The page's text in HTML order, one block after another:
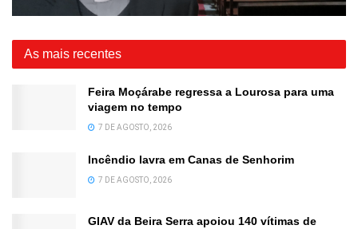
As mais recentes
Feira Moçárabe regressa a Lourosa para uma
viagem no tempo
7 DE AGOSTO, 2026
Incêndio lavra em Canas de Senhorim
7 DE AGOSTO, 2026
GIAV da Beira Serra apoiou 140 vítimas de